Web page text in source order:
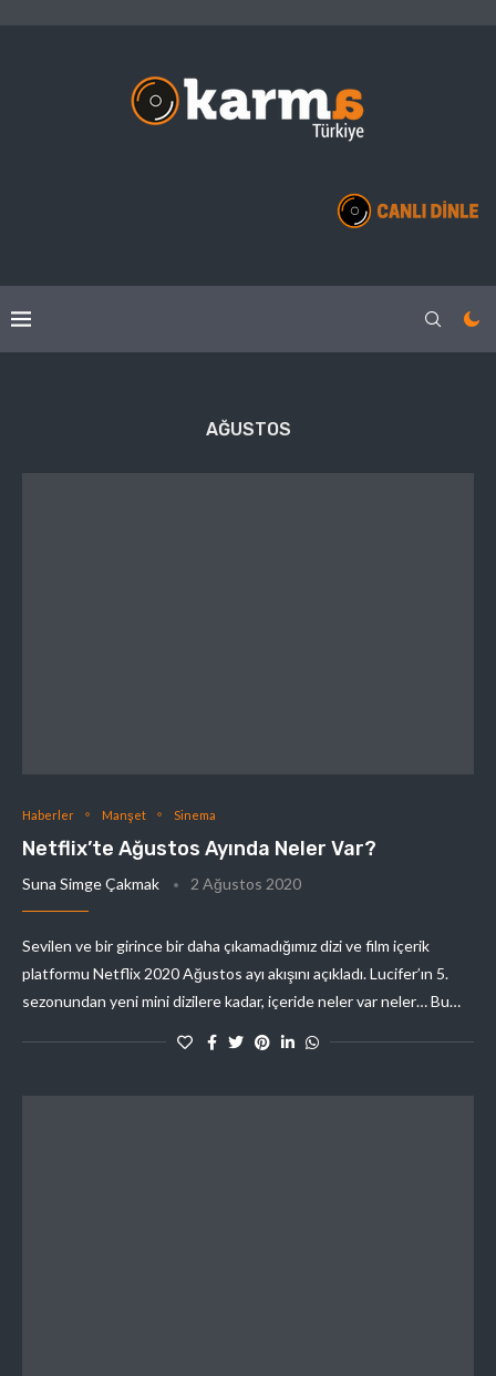
AĞUSTOS
Haberler Manşet Sinema
Netflix’te Ağustos Ayında Neler Var?
Suna Simge Çakmak 2 Ağustos 2020
Sevilen ve bir girince bir daha çıkamadığımız dizi ve film içerik
platformu Netflix 2020 Ağustos ayı akışını açıkladı. Lucifer’ın 5.
sezonundan yeni mini dizilere kadar, içeride neler var neler… Bu…